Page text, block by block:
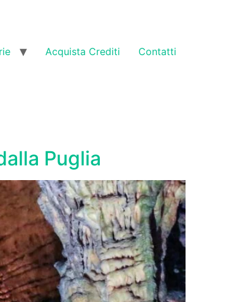
Acquista Crediti Contatti
Puglia